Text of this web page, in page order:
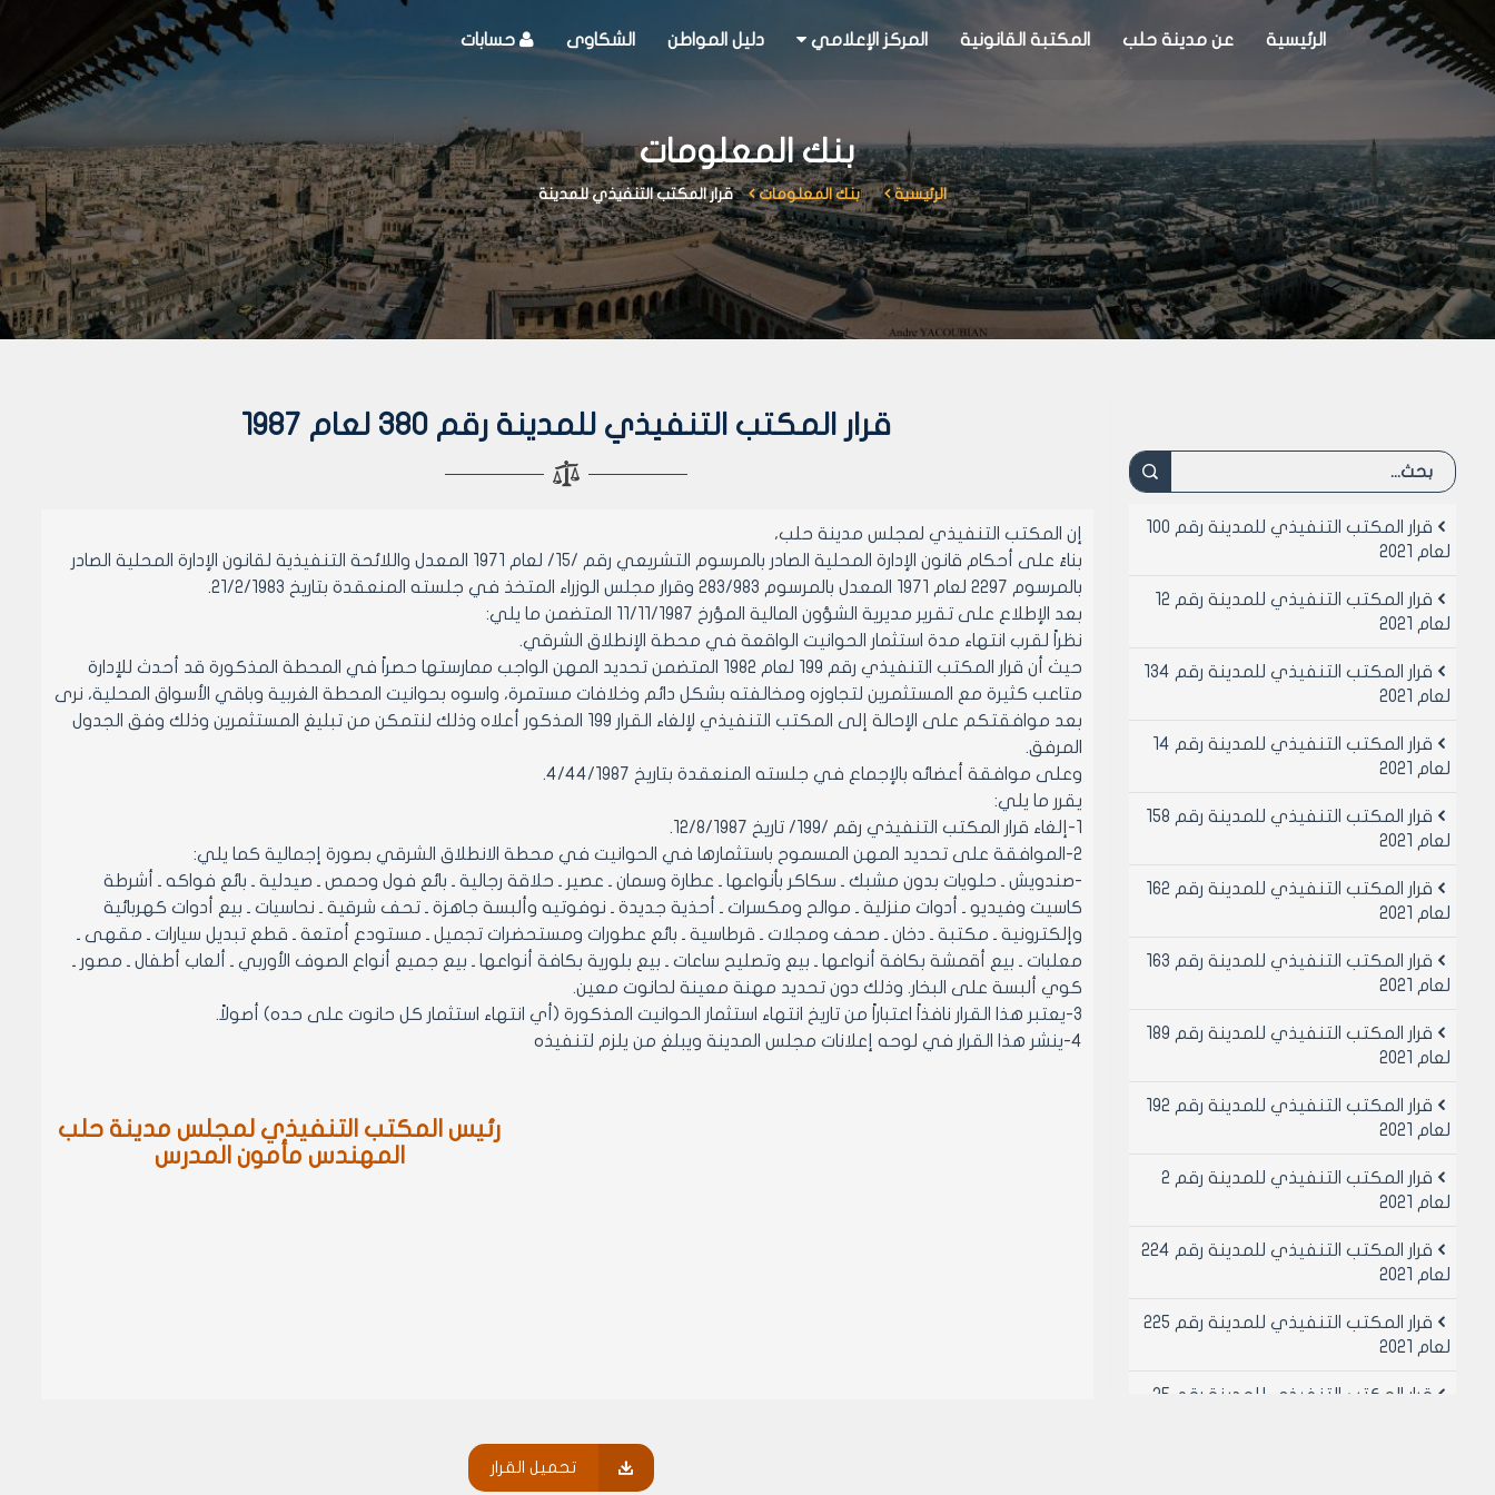
الرئيسية عن مدينة حلب المكتبة القانونية المركز الإعلامي دليل المواطن الشكاوى حسابات
بنك المعلومات
الرئيسية بنك المعلومات قرار المكتب التنفيذي للمدينة
قرار المكتب التنفيذي للمدينة رقم 380 لعام 1987
إن المكتب التنفيذي لمجلس مدينة حلب،
بناءً على أحكام قانون الإدارة المحلية الصادر بالمرسوم التشريعي رقم /15/ لعام 1971 المعدل واللائحة التنفيذية لقانون الإدارة المحلية الصادر
بالمرسوم 2297 لعام 1971 المعدل بالمرسوم 283/983 وقرار مجلس الوزراء المتخذ في جلسته المنعقدة بتاريخ 21/2/1983.
بعد الإطلاع على تقرير مديرية الشؤون المالية المؤرخ 11/11/1987 المتضمن ما يلي:
نظراً لقرب انتهاء مدة استثمار الحوانيت الواقعة في محطة الإنطلاق الشرقي.
حيث أن قرار المكتب التنفيذي رقم 199 لعام 1982 المتضمن تحديد المهن الواجب ممارستها حصراً في المحطة المذكورة قد أحدث للإدارة
متاعب كثيرة مع المستثمرين لتجاوزه ومخالفته بشكل دائم وخلافات مستمرة، واسوه بحوانيت المحطة الغربية وباقي الأسواق المحلية، نرى
بعد موافقتكم على الإحالة إلى المكتب التنفيذي لإلغاء القرار 199 المذكور أعلاه وذلك لنتمكن من تبليغ المستثمرين وذلك وفق الجدول
المرفق.
وعلى موافقة أعضائه بالإجماع في جلسته المنعقدة بتاريخ 4/44/1987.
يقرر ما يلي:
1-إلغاء قرار المكتب التنفيذي رقم /199/ تاريخ 12/8/1987.
2-الموافقة على تحديد المهن المسموح باستثمارها في الحوانيت في محطة الانطلاق الشرقي بصورة إجمالية كما يلي:
-صندويش ـ حلويات بدون مشبك ـ سكاكر بأنواعها ـ عطارة وسمان ـ عصير ـ حلاقة رجالية ـ بائع فول وحمص ـ صيدلية ـ بائع فواكه ـ أشرطة
كاسيت وفيديو ـ أدوات منزلية ـ موالح ومكسرات ـ أحذية جديدة ـ نوفوتيه وألبسة جاهزة ـ تحف شرقية ـ نحاسيات ـ بيع أدوات كهربائية
وإلكترونية ـ مكتبة ـ دخان ـ صحف ومجلات ـ قرطاسية ـ بائع عطورات ومستحضرات تجميل ـ مستودع أمتعة ـ قطع تبديل سيارات ـ مقهى ـ
معلبات ـ بيع أقمشة بكافة أنواعها ـ بيع وتصليح ساعات ـ بيع بلورية بكافة أنواعها ـ بيع جميع أنواع الصوف الأوربي ـ ألعاب أطفال ـ مصور ـ
كوي ألبسة على البخار. وذلك دون تحديد مهنة معينة لحانوت معين.
3-يعتبر هذا القرار نافذاً اعتباراً من تاريخ انتهاء استثمار الحوانيت المذكورة (أي انتهاء استثمار كل حانوت على حده) أصولاً.
4-ينشر هذا القرار في لوحه إعلانات مجلس المدينة ويبلغ من يلزم لتنفيذه
رئيس المكتب التنفيذي لمجلس مدينة حلب
المهندس مأمون المدرس
تحميل القرار
قرار المكتب التنفيذي للمدينة رقم 100
لعام 2021
قرار المكتب التنفيذي للمدينة رقم 12
لعام 2021
قرار المكتب التنفيذي للمدينة رقم 134
لعام 2021
قرار المكتب التنفيذي للمدينة رقم 14
لعام 2021
قرار المكتب التنفيذي للمدينة رقم 158
لعام 2021
قرار المكتب التنفيذي للمدينة رقم 162
لعام 2021
قرار المكتب التنفيذي للمدينة رقم 163
لعام 2021
قرار المكتب التنفيذي للمدينة رقم 189
لعام 2021
قرار المكتب التنفيذي للمدينة رقم 192
لعام 2021
قرار المكتب التنفيذي للمدينة رقم 2
لعام 2021
قرار المكتب التنفيذي للمدينة رقم 224
لعام 2021
قرار المكتب التنفيذي للمدينة رقم 225
لعام 2021
قرار المكتب التنفيذي للمدينة رقم 25